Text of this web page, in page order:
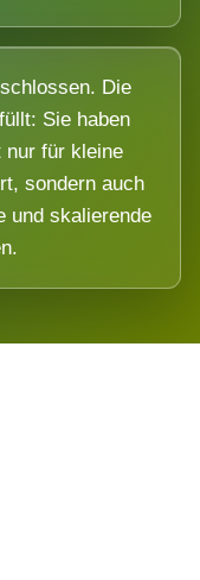
Die
Sie haben
nur für kleine
sondern auch
und skalierende